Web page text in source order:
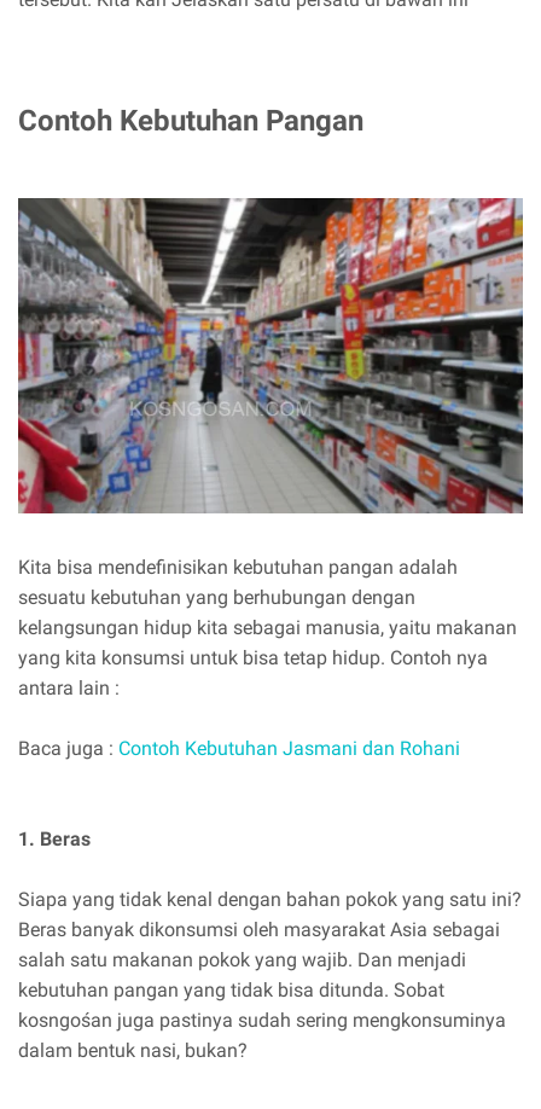
Contoh Kebutuhan Pangan
Kita bisa mendefinisikan kebutuhan pangan adalah
sesuatu kebutuhan yang berhubungan dengan
kelangsungan hidup kita sebagai manusia, yaitu makanan
yang kita konsumsi untuk bisa tetap hidup. Contoh nya
antara lain :
Baca juga : Contoh Kebutuhan Jasmani dan Rohani
1. Beras
Siapa yang tidak kenal dengan bahan pokok yang satu ini?
Beras banyak dikonsumsi oleh masyarakat Asia sebagai
salah satu makanan pokok yang wajib. Dan menjadi
kebutuhan pangan yang tidak bisa ditunda. Sobat
kosngośan juga pastinya sudah sering mengkonsuminya
dalam bentuk nasi, bukan?